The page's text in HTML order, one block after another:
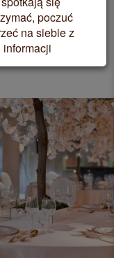
poczuć
na siebie z